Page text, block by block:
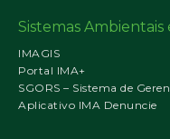
Sistemas Ambientais
IMAGIS
Portal IMA+
SGORS – Sistema de
Aplicativo IMA Denuncie